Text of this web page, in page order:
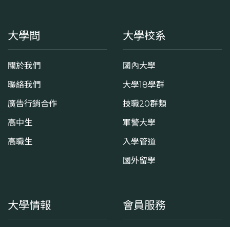
大學問
關於我們
聯絡我們
廣告行銷合作
高中生
高職生
大學校系
國內大學
大學18學群
技職20群類
軍警大學
入學管道
國外留學
大學情報 會員服務